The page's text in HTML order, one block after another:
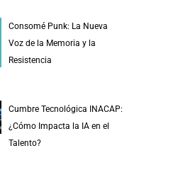
Consomé Punk: La Nueva
Voz de la Memoria y la
Resistencia
Cumbre Tecnológica INACAP:
¿Cómo Impacta la IA en el
Talento?